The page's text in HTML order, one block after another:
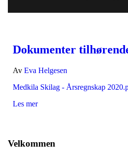
Dokumenter
Av Eva Helgesen
Medkila Skilag - Årsregnskap
Les mer
Velkommen